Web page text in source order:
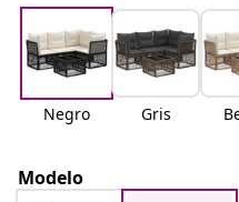
Negro Gris
Modelo